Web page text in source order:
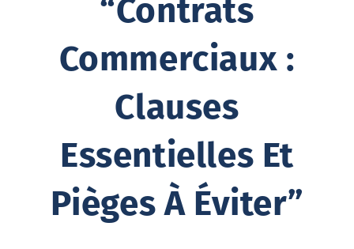
“Contrats
Commerciaux :
Clauses
Essentielles Et
Pièges À Éviter”